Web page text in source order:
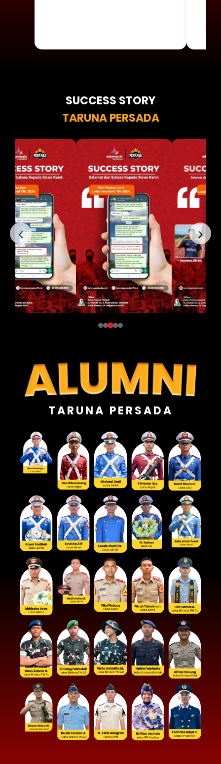
SUCCESS STORY
TARUNA PERSADA
‹ ›
TARUNA PERSADA